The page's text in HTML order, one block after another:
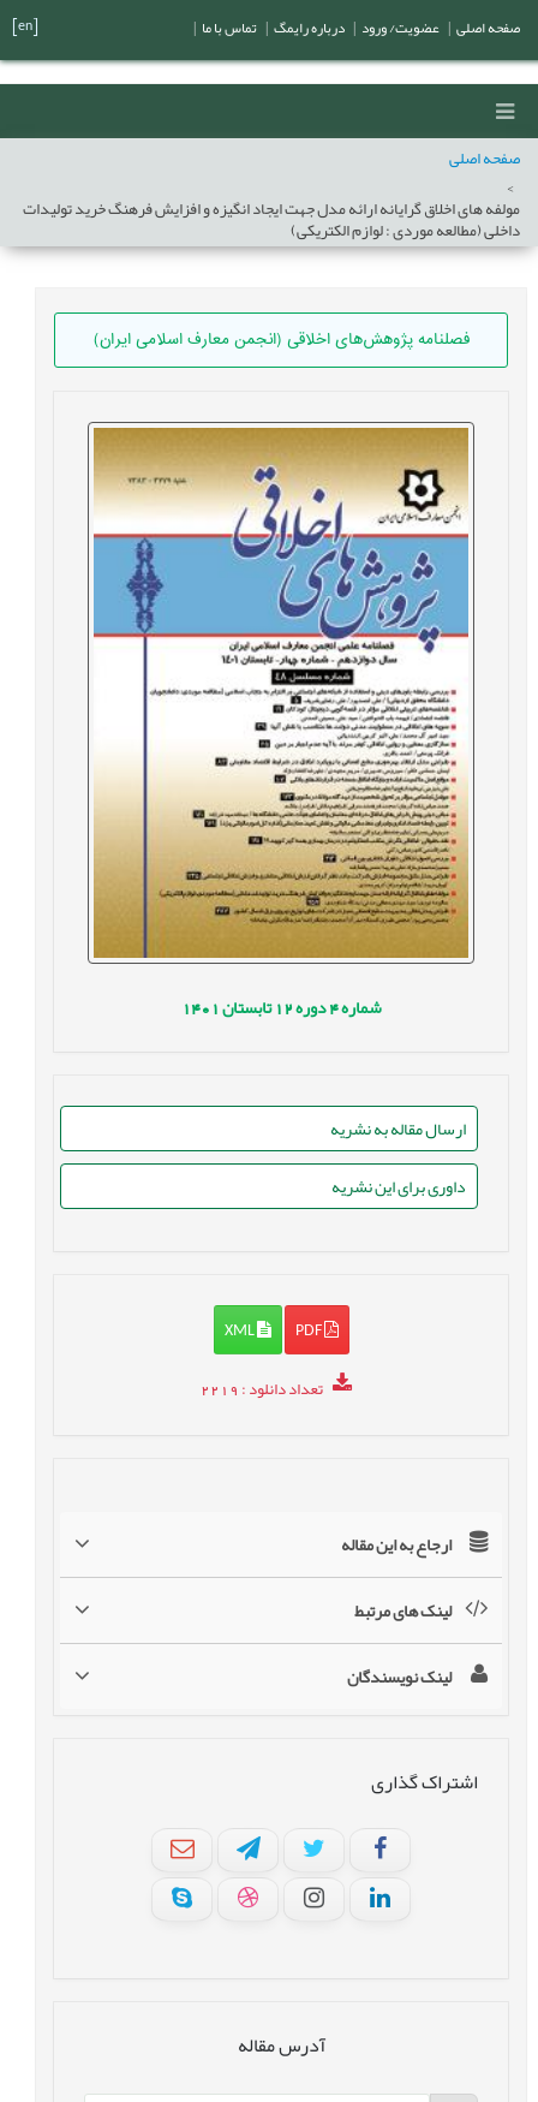
صفحه اصلی
مولفه های اخلاق گرایانه ارائه مدل جهت ایجاد انگیزه و افزایش فرهنگ خرید تولیدات
داخلی (مطالعه موردی : لوازم الکتریکی)
فصلنامه پژوهش‌های اخلاقی (انجمن معارف اسلامی ایران)
شماره4 دوره12 تابستان1401
ارسال مقاله به نشریه
داوری برای این نشریه
PDF
XML
تعداد دانلود: 2219
ارجاع به این مقاله
لینک های مرتبط
لینک نویسندگان
اشتراک گذاری
آدرس مقاله
صفحه اصلی عضویت/ ورود درباره رایمگ تماس با ما